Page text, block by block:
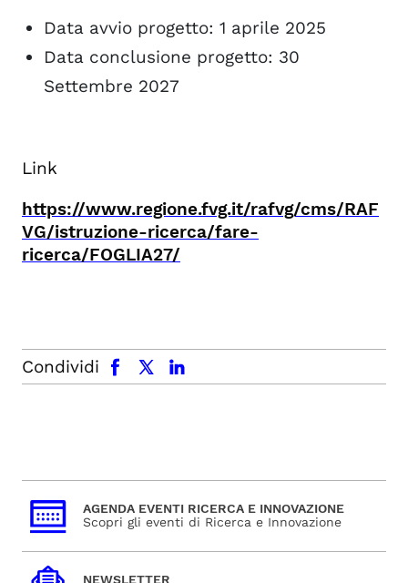
Data avvio progetto: 1 aprile 2025
Data conclusione progetto: 30
Settembre 2027
Link
https://www.regione.fvg.it/rafvg/cms/RAF
VG/istruzione-ricerca/fare-
ricerca/FOGLIA27/
Condividi
facebook x.com linkedin
AGENDA EVENTI RICERCA E INNOVAZIONE
Scopri gli eventi di Ricerca e Innovazione
NEWSLETTER